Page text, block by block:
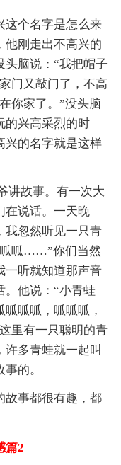
个名字是怎么来
他刚走出不高兴的
头脑说：“我把帽子
门又敲门了，不高
你家了。”没头脑
的兴高采烈的时
兴的名字就是这样
故事。有一次大
在说话。一天晚
我忽然听见一只青
呱呱……”你们当然
一听就知道那声音
。他说：“小青蛙
呱呱，呱呱呱，
里有一只聪明的青
多青蛙就一起叫
的。
事都很有趣，都
篇2